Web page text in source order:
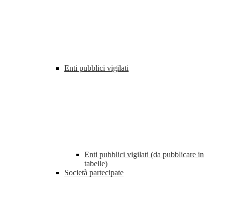
Enti pubblici vigilati
Enti pubblici vigilati (da pubblicare in
tabelle)
Società partecipate